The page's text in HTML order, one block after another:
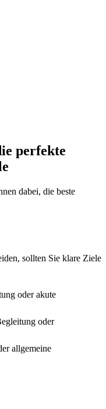
perfekte
dabei, die beste
sollten Sie klare Ziele
oder akute
oder
allgemeine